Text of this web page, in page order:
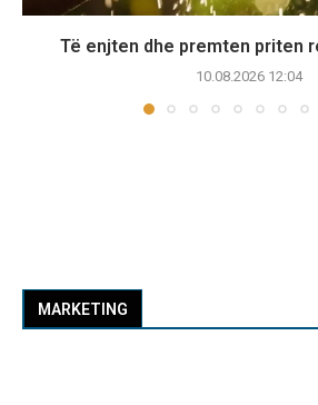
Të enjten dhe premten priten
10.08.2026 12:04
MARKETING